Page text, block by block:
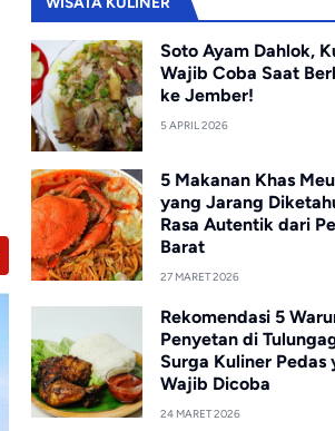
Soto Ayam Dahlok,
Wajib Coba Saat
ke Jember!
5 APRIL 2026
5 Makanan Khas
yang Jarang
Rasa Autentik dari
Barat
27 MARET 2026
Rekomendasi 5
Penyetan di
Surga Kuliner Pedas
Wajib Dicoba
24 MARET 2026